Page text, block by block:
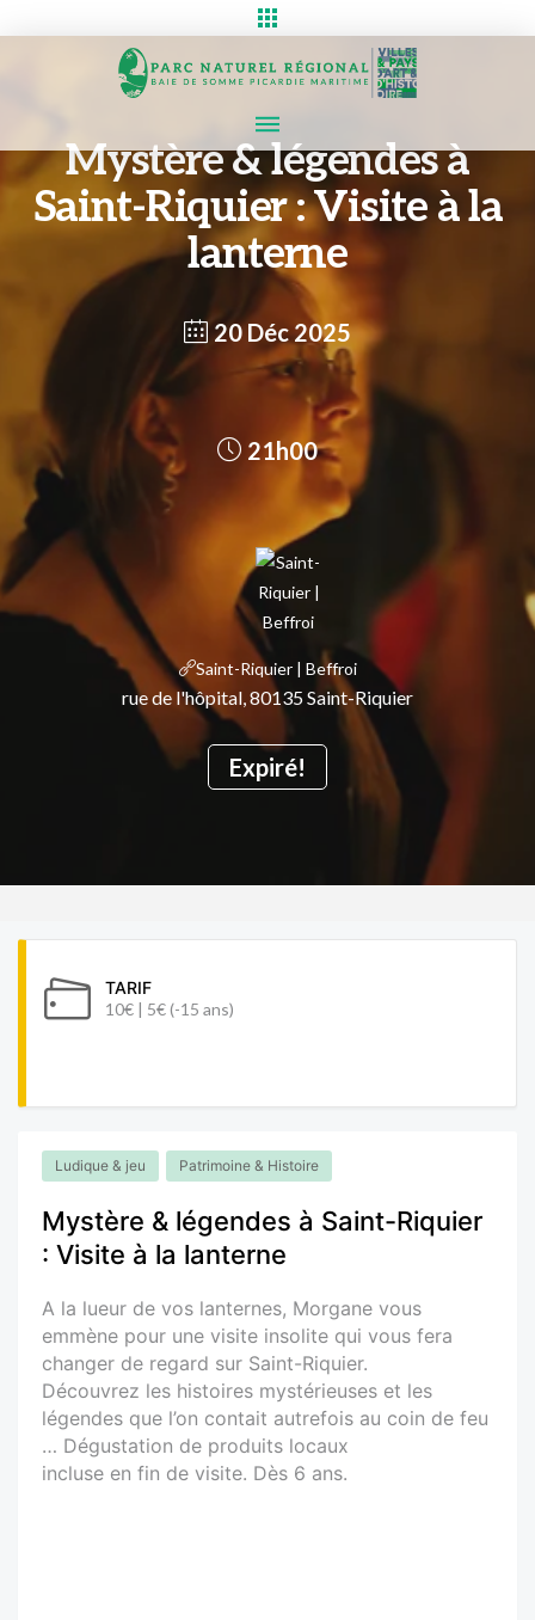
Mystère & légendes à
Saint-Riquier : Visite à la
lanterne
20 Déc 2025
Expiré!
21h00
Saint-Riquier | Beffroi
rue de l'hôpital, 80135 Saint-Riquier
TARIF
10€ | 5€ (-15 ans)
Ludique & jeu Patrimoine & Histoire
Mystère & légendes à Saint-Riquier
: Visite à la lanterne
A la lueur de vos lanternes, Morgane vous
emmène pour une visite insolite qui vous fera
changer de regard sur Saint-Riquier.
Découvrez les histoires mystérieuses et les
légendes que l’on contait autrefois au coin de feu
… Dégustation de produits locaux
incluse en fin de visite. Dès 6 ans.